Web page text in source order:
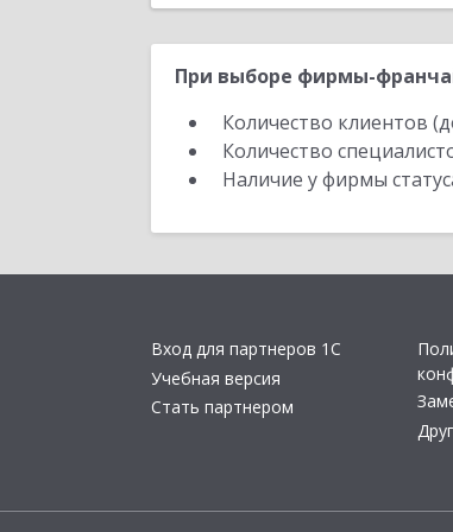
При выборе фирмы-
Количество клиентов
Количество
Наличие у фирмы
Вход для партнеров 1С
Учебная версия
Стать партнером